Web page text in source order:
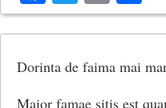
Dorinta de faima mai
Maior famae sitis est